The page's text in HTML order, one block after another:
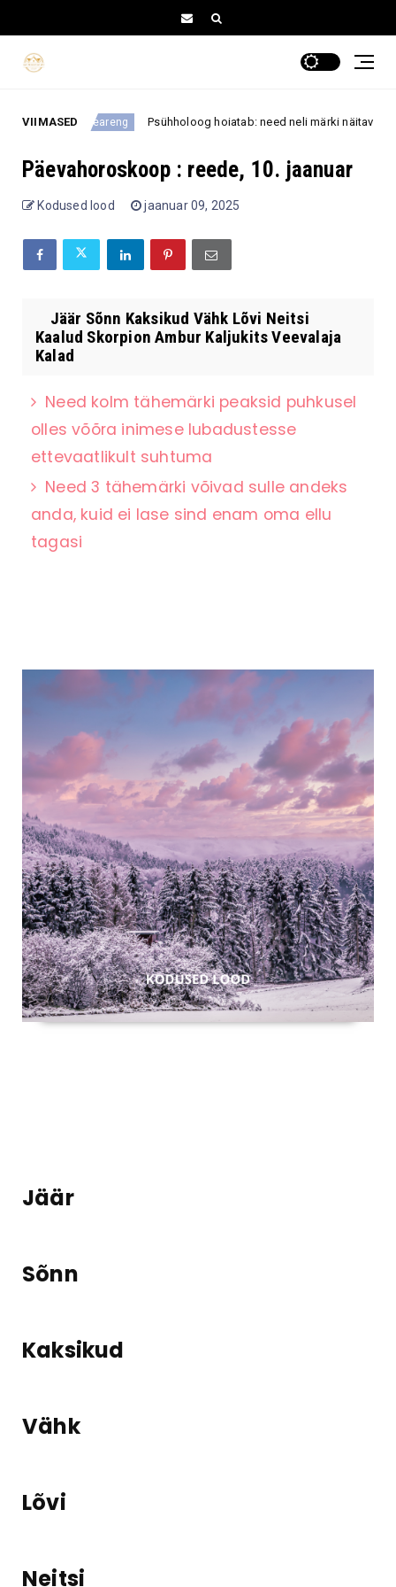
VIIMASED
eneseareng Psühholoog hoiatab: need neli märki näitavad, et
Päevahoroskoop : reede, 10. jaanuar
Kodused lood jaanuar 09, 2025
Jäär Sõnn Kaksikud Vähk Lõvi Neitsi
Kaalud Skorpion Ambur Kaljukits Veevalaja
Kalad
Need kolm tähemärki peaksid puhkusel
olles võõra inimese lubadustesse
ettevaatlikult suhtuma
Need 3 tähemärki võivad sulle andeks
anda, kuid ei lase sind enam oma ellu
tagasi
Jäär
Sõnn
Kaksikud
Vähk
Lõvi
Neitsi